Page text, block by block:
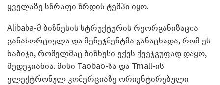
ყველაზე სწრაფი ზრდის ტემპი იყო.
Alibaba-მ ბიზნესის სტრუქტურის რეორგანიზაცია
განახორციელა და მენეჯმენტმა განაცხადა, რომ ეს
ნაბიჯი, რომელმაც ბიზნესი ექვს ქვეჯგუფად დაყო,
შედეგიანია. მისი Taobao-სა და Tmall-ის
ელექტრონულ კომერციაზე ორიენტირებული